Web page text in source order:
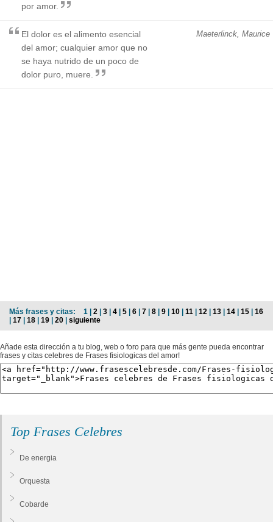
por amor.
Maeterlinck, Maurice
El dolor es el alimento esencial
del amor; cualquier amor que no
se haya nutrido de un poco de
dolor puro, muere.
Más frases y citas: 1 | 2 | 3 | 4 | 5 | 6 | 7 | 8 | 9 | 10 | 11 | 12 | 13 | 14 | 15 | 16
| 17 | 18 | 19 | 20 | siguiente
Añade esta dirección a tu blog, web o foro para que más gente pueda encontrar
frases y citas celebres de Frases fisiologicas del amor!
Top Frases Celebres
De energia
Orquesta
Cobarde